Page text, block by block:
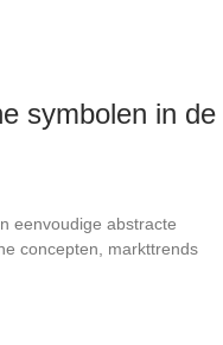
symbolen in de
eenvoudige abstracte
concepten, markttrends